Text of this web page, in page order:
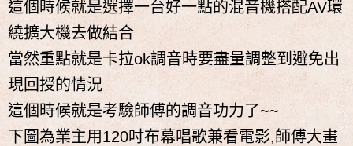
這個時候就是選擇一台好一點的混音機搭配AV環
繞擴大機去做結合
當然重點就是卡拉ok調音時要盡量調整到避免出
現回授的情況
這個時候就是考驗師傅的調音功力了~~
下圖為業主用120吋布幕唱歌兼看電影,師傅大畫